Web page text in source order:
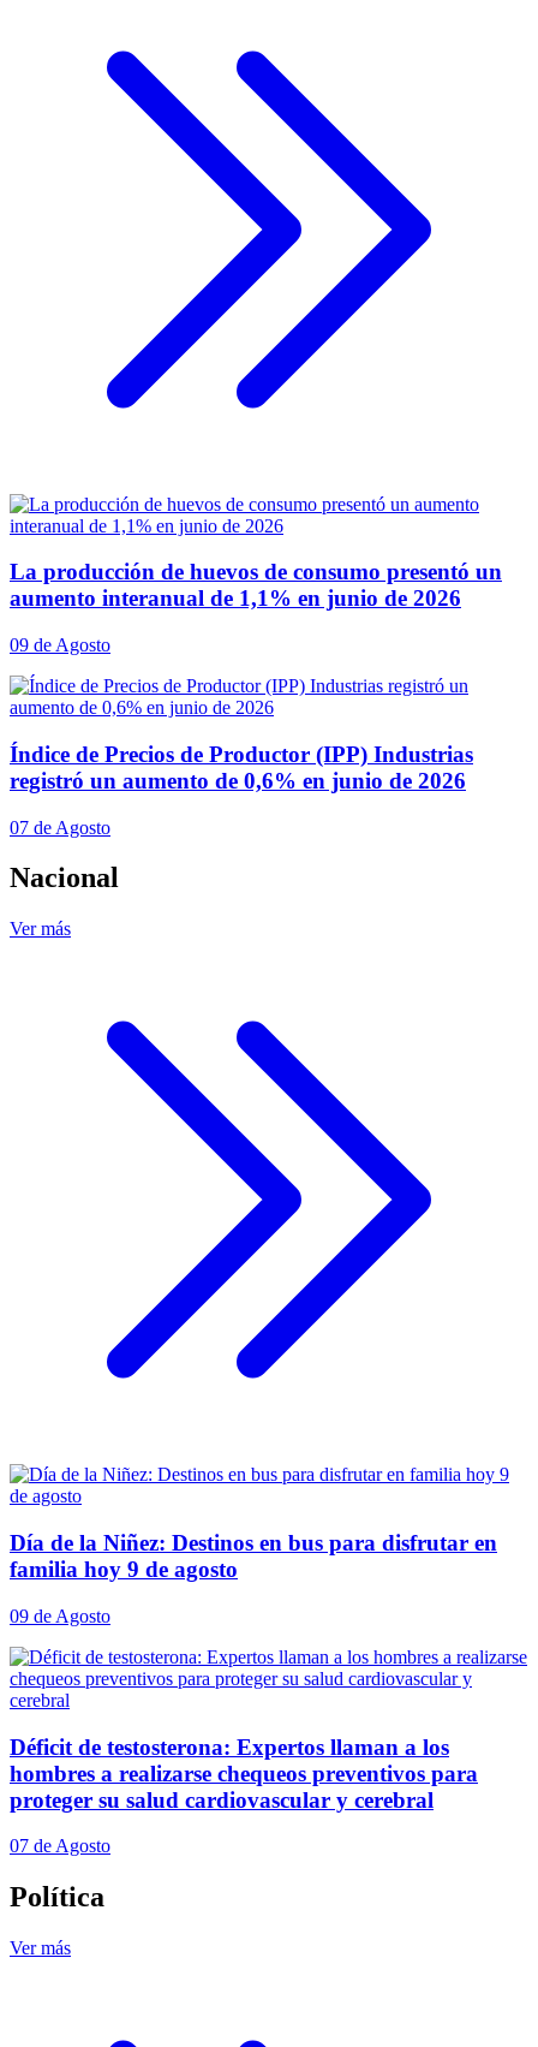
La producción de huevos de consumo presentó un
aumento interanual de 1,1% en junio de 2026
09 de Agosto
Índice de Precios de Productor (IPP) Industrias
registró un aumento de 0,6% en junio de 2026
07 de Agosto
Nacional
Ver más
Día de la Niñez: Destinos en bus para disfrutar en
familia hoy 9 de agosto
09 de Agosto
Déficit de testosterona: Expertos llaman a los
hombres a realizarse chequeos preventivos para
proteger su salud cardiovascular y cerebral
07 de Agosto
Política
Ver más